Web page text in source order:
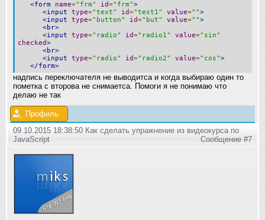
<form name="frm" id="frm">
<input
type="text" id="text1" value="">
<input
type="button" id="but" value="">
<br>
<input
type="radio" id="radio1" value="sin"
checked>
<br>
<input
type="radio" id="radio2" value="cos">
</form>
надпись переключателя не выводитса и когда выбираю один то
пометка с второва не снимаетса. Помоги я не понимаю что
делаю не так
Профиль
09.10.2015 18:38:50 Как сделать упражнение из видеокурса по
JavaScript
Сообщение #7